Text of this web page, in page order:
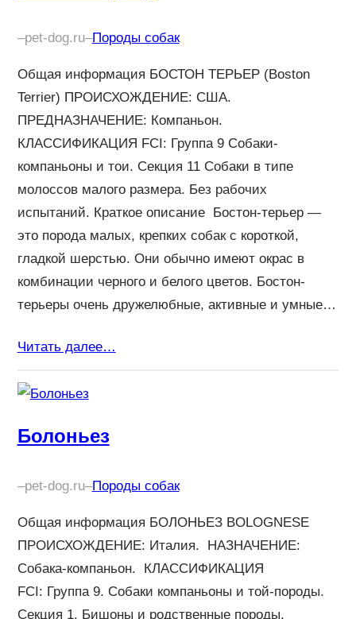
–pet-dog.ru–Породы собак
Общая информация БОСТОН ТЕРЬЕР (Boston
Terrier) ПРОИСХОЖДЕНИЕ: США.
ПРЕДНАЗНАЧЕНИЕ: Компаньон.
КЛАССИФИКАЦИЯ FCI: Группа 9 Собаки-
компаньоны и тои. Секция 11 Собаки в типе
молоссов малого размера. Без рабочих
испытаний. Краткое описание Бостон-терьер —
это порода малых, крепких собак с короткой,
гладкой шерстью. Они обычно имеют окрас в
комбинации черного и белого цветов. Бостон-
терьеры очень дружелюбные, активные и умные…
Читать далее…
Болоньез
–pet-dog.ru–Породы собак
Общая информация БОЛОНЬЕЗ BOLOGNESE
ПРОИСХОЖДЕНИЕ: Италия. НАЗНАЧЕНИЕ:
Собака-компаньон. КЛАССИФИКАЦИЯ
FCI: Группа 9. Собаки компаньоны и той-породы.
Секция 1. Бишоны и родственные породы.